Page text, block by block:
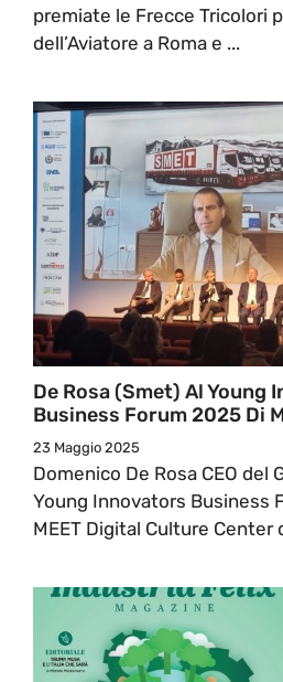
premiate le Frecce Tricolori
dell’Aviatore a Roma e ...
De Rosa (Smet) Al Young
Business Forum 2025 Di
23 Maggio 2025
Domenico De Rosa CEO del
Young Innovators Business
MEET Digital Culture Center